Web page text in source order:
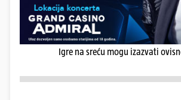
Igre na sreću mogu izazvati